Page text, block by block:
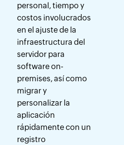
personal, tiempo y
costos involucrados
en el ajuste de la
infraestructura del
servidor para
software on-
premises, así como
migrar y
personalizar la
aplicación
rápidamente con un
registro